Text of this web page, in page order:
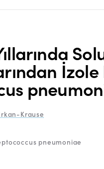
İzole
Krause
pneumoniae